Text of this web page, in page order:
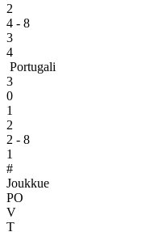
2
4 - 8
3
4
Portugali
3
0
1
2
2 - 8
1
#
Joukkue
PO
V
T